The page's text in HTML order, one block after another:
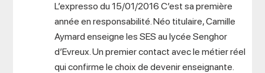
L’expresso du 15/01/2016 C’est sa première
année en responsabilité. Néo titulaire, Camille
Aymard enseigne les SES au lycée Senghor
d’Evreux. Un premier contact avec le métier réel
qui confirme le choix de devenir enseignante.